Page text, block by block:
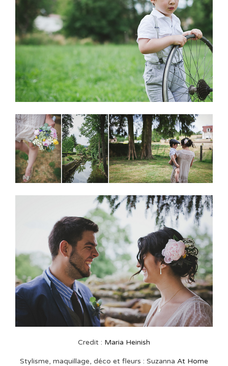
Credit : Maria Heinish
Stylisme, maquillage, déco et fleurs : Suzanna At Home